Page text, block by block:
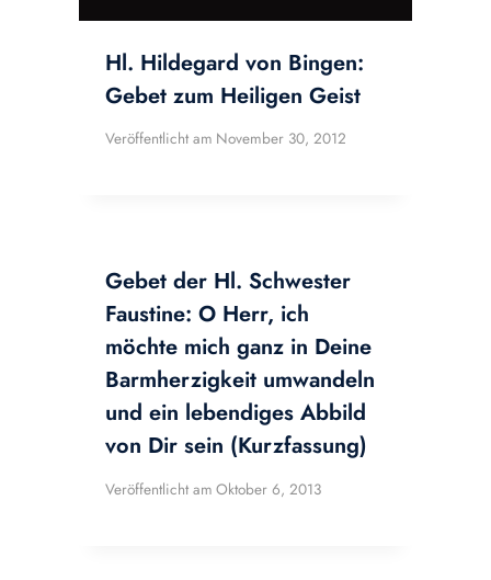
Hl. Hildegard von Bingen:
Gebet zum Heiligen Geist
Veröffentlicht am November 30, 2012
Gebet der Hl. Schwester
Faustine: O Herr, ich
möchte mich ganz in Deine
Barmherzigkeit umwandeln
und ein lebendiges Abbild
von Dir sein (Kurzfassung)
Veröffentlicht am Oktober 6, 2013